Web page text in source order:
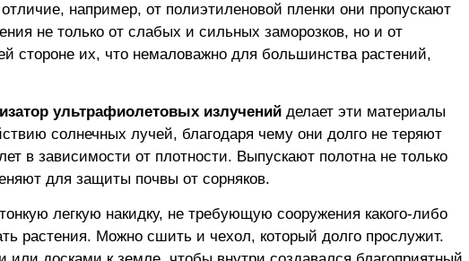
например, от полиэтиленовой пленки они пропускают
не только от слабых и сильных заморозков, но и от
стороне их, что немаловажно для большинства растений,
ультрафиолетовых излучений делает эти материалы
солнечных лучей, благодаря чему они долго не теряют
в зависимости от плотности. Выпускают полотна не только
для защиты почвы от сорняков.
легкую накидку, не требующую сооружения какого-либо
растения. Можно сшить и чехол, который долго прослужит.